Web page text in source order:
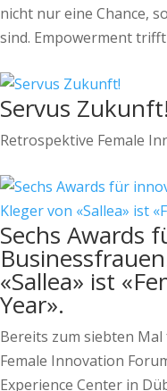
nicht nur eine Chance,
sind. Empowerment
Servus Zukunft!
Retrospektive Female
Sechs Awards
«Sallea» ist
Year».
Bereits zum siebten Mal
Female Innovation
Experience Center in